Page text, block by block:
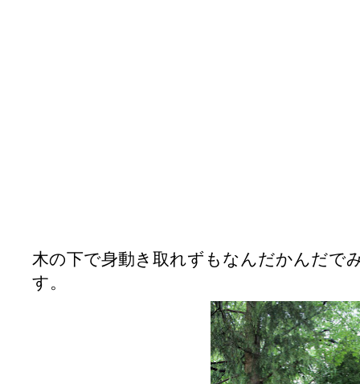
木の下で身動き取れずもなんだかんだで
す。